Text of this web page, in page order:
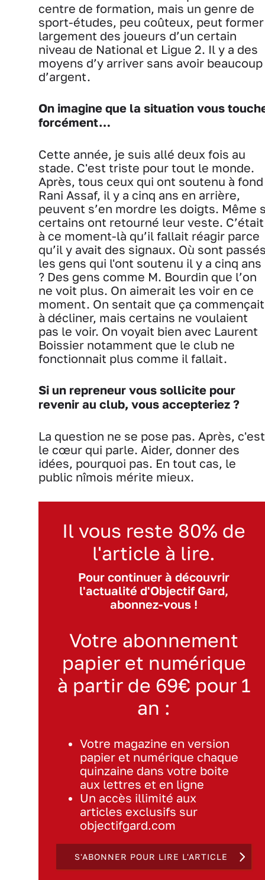
centre de formation, mais un genre de
sport-études, peu coûteux, peut former
largement des joueurs d’un certain
niveau de National et Ligue 2. Il y a des
moyens d’y arriver sans avoir beaucoup
d’argent.
On imagine que la situation vous
forcément…
Cette année, je suis allé deux fois au
stade. C'est triste pour tout le monde.
Après, tous ceux qui ont soutenu à fond
Rani Assaf, il y a cinq ans en arrière,
peuvent s’en mordre les doigts. Même
certains ont retourné leur veste. C’était
à ce moment-là qu’il fallait réagir parce
qu’il y avait des signaux. Où sont
les gens qui l'ont soutenu il y a cinq ans
? Des gens comme M. Bourdin que l’on
ne voit plus. On aimerait les voir en ce
moment. On sentait que ça commençait
à décliner, mais certains ne voulaient
pas le voir. On voyait bien avec Laurent
Boissier notamment que le club ne
fonctionnait plus comme il fallait.
Si un repreneur vous sollicite pour
revenir au club, vous accepteriez ?
La question ne se pose pas. Après, c'est
le cœur qui parle. Aider, donner des
idées, pourquoi pas. En tout cas, le
public nîmois mérite mieux.
Il vous reste 80% de
l'article à lire.
Pour continuer à découvrir
l'actualité d'Objectif Gard,
abonnez-vous !
Votre abonnement
papier et numérique
à partir de 69€ pour 1
an :
Votre magazine en version
papier et numérique chaque
quinzaine dans votre boite
aux lettres et en ligne
Un accès illimité aux
articles exclusifs sur
objectifgard.com
S'ABONNER POUR LIRE L'ARTICLE